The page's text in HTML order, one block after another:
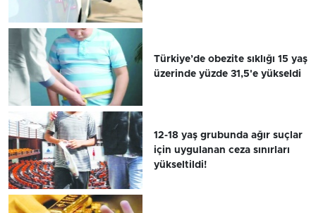
Türkiye’de obezite sıklığı 15 yaş
üzerinde yüzde 31,5'e yükseldi
12-18 yaş grubunda ağır suçlar
için uygulanan ceza sınırları
yükseltildi!